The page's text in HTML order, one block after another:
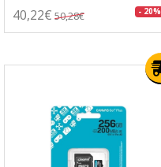
40,22€ 50,28€ - 20%